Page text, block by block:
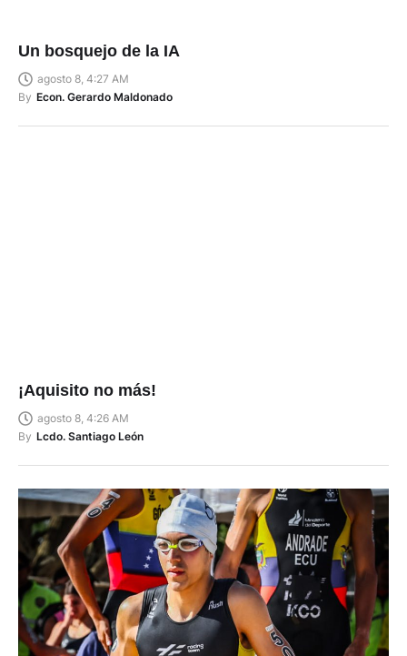
Un bosquejo de la IA
agosto 8, 4:27 AM
By Econ. Gerardo Maldonado
¡Aquisito no más!
agosto 8, 4:26 AM
By Lcdo. Santiago León